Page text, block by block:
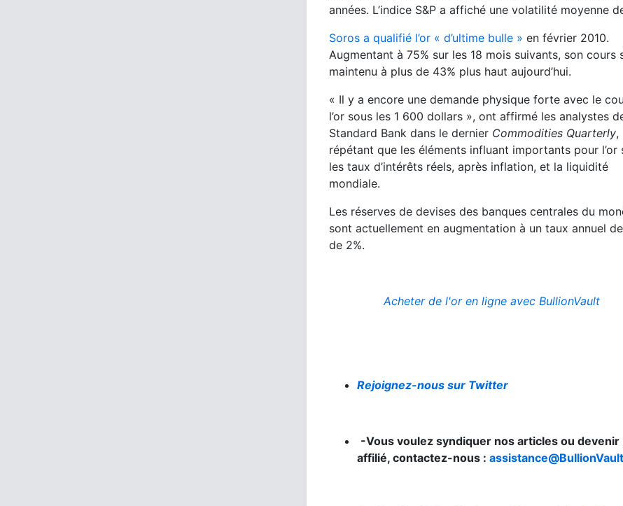
années. L’indice S&P a affiché une volatilité moyenne
Soros a qualifié l’or « d’ultime bulle » en février 2010.
Augmentant à 75% sur les 18 mois suivants, son cours
maintenu à plus de 43% plus haut aujourd’hui.
« Il y a encore une demande physique forte avec le
l’or sous les 1 600 dollars », ont affirmé les analystes
Standard Bank dans le dernier Commodities Quarterly,
répétant que les éléments influant importants pour l’or
les taux d’intérêts réels, après inflation, et la liquidité
mondiale.
Les réserves de devises des banques centrales du
sont actuellement en augmentation à un taux annuel
de 2%.
Acheter de l'or en ligne avec BullionVault
Rejoignez-nous sur Twitter
-Vous voulez syndiquer nos articles ou devenir
affilié, contactez-nous :